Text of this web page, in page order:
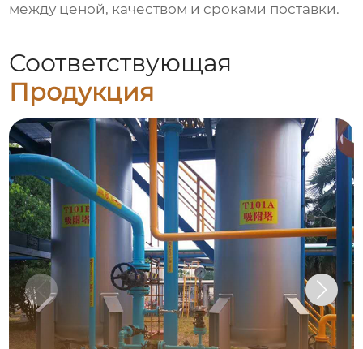
между ценой, качеством и сроками поставки.
Соответствующая
Продукция